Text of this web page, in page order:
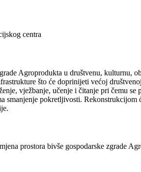
centra
Agroprodukta u društvenu, kulturnu,
što će doprinijeti većoj
vježbanje, učenje i čitanje pri čemu
smanjenje pokretljivosti.
prostora bivše gospodarske zgrade